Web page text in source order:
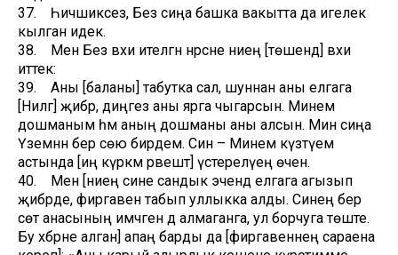
37. Һичшиксез, Без сиңа башка вакытта да игелек
кылган идек.
38. Менә Без вәхи ителгән нәрсәне әниеңә [төшендә] вәхи
иттек:
39. Аны [баланы] табутка сал, шуннан аны елгага
[Нилгә] җибәр, диңгез аны ярга чыгарсын. Минем
дошманым һәм аның дошманы аны алсын. Мин сиңа
Үземнән бер сөю бирдем. Син – Минем күзәтүем
астында [иң күркәм рәвештә] үстерелүең өчен.
40. Менә [әниең сине сандык эчендә елгага агызып
җибәрде, фиргавен табып уллыкка алды. Синең бер
сөт анасының имчәген дә алмаганга, ул борчуга төште.
Бу хәбәрне алган] апаң барды да [фиргавеннең сараена